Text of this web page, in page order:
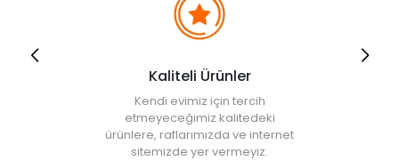
Kaliteli Ürünler
Kendi evimiz için tercih
etmeyeceğimiz kalitedeki
ürünlere, raflarımızda ve internet
sitemizde yer vermeyiz.